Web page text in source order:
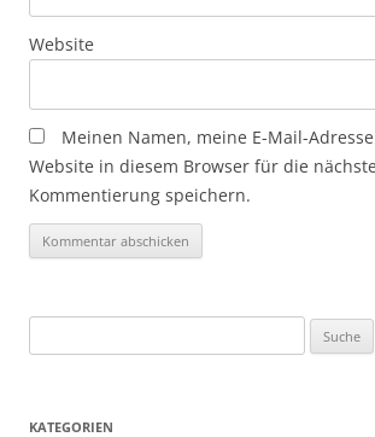
Website
Meinen Namen, meine E-Mail-
Website in diesem Browser für die nächste
Kommentierung speichern.
nach:
KATEGORIEN